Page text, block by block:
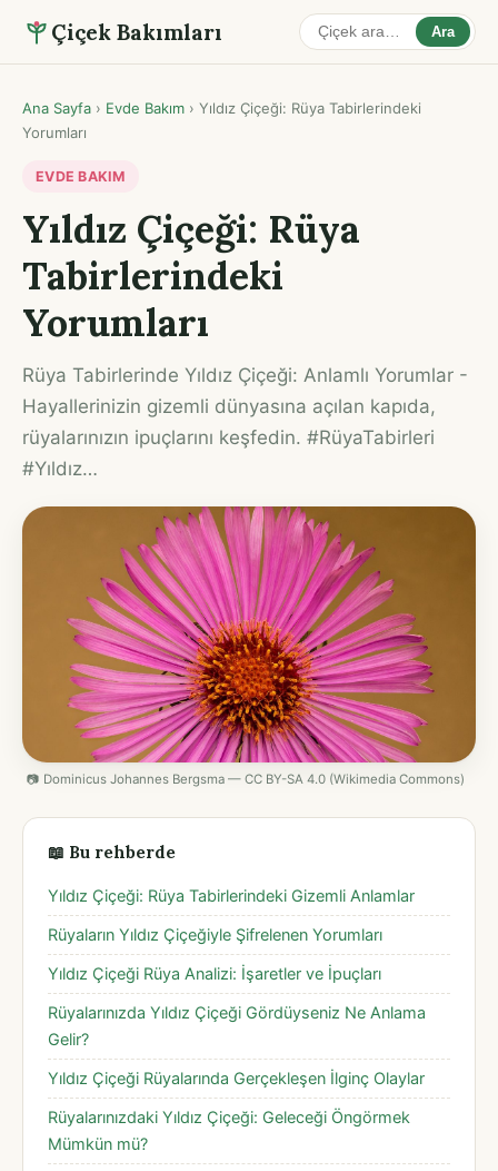
Çiçek Bakımları Ara
Ana Sayfa › Evde Bakım › Yıldız Çiçeği: Rüya Tabirlerindeki
Yorumları
EVDE BAKIM
Yıldız Çiçeği: Rüya
Tabirlerindeki
Yorumları
Rüya Tabirlerinde Yıldız Çiçeği: Anlamlı Yorumlar -
Hayallerinizin gizemli dünyasına açılan kapıda,
rüyalarınızın ipuçlarını keşfedin. #RüyaTabirleri
#Yıldız…
📷 Dominicus Johannes Bergsma — CC BY-SA 4.0 (Wikimedia Commons)
📖 Bu rehberde
Yıldız Çiçeği: Rüya Tabirlerindeki Gizemli Anlamlar
Rüyaların Yıldız Çiçeğiyle Şifrelenen Yorumları
Yıldız Çiçeği Rüya Analizi: İşaretler ve İpuçları
Rüyalarınızda Yıldız Çiçeği Gördüyseniz Ne Anlama
Gelir?
Yıldız Çiçeği Rüyalarında Gerçekleşen İlginç Olaylar
Rüyalarınızdaki Yıldız Çiçeği: Geleceği Öngörmek
Mümkün mü?